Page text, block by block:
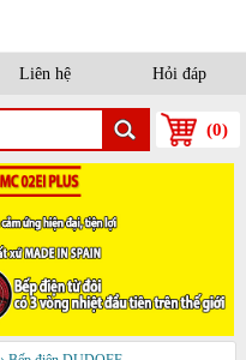
Liên hệ Hỏi đáp
(0)